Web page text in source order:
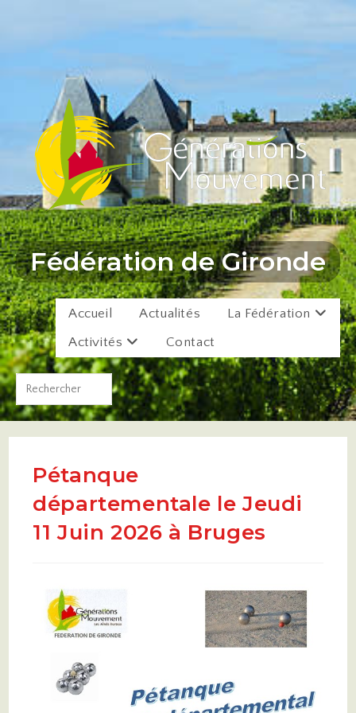
Fédération de Gironde
Accueil Actualités
La Fédération
Activités
Contact
Pétanque
départementale le Jeudi
11 Juin 2026 à Bruges